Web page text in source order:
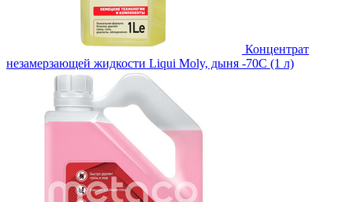
Концентрат
незамерзающей жидкости Liqui Moly, дыня -70С (1 л)